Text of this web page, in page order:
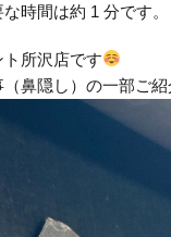
時間は約 1 分です。
所沢店です
鼻隠し）の一部ご紹